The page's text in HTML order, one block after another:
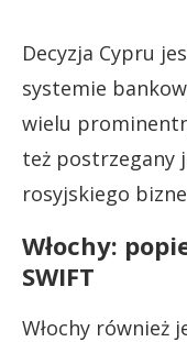
Decyzja Cypru
systemie
wielu
też postrzegany
rosyjskiego
Włochy:
SWIFT
Włochy również